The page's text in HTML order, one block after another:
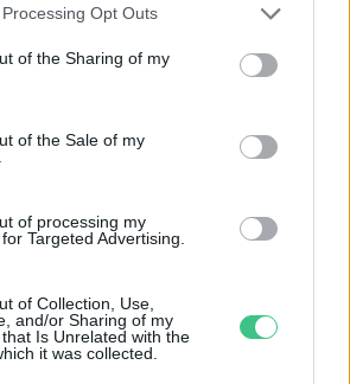
Opt Outs
of the Sharing of my
of the Sale of my
of processing my
Targeted Advertising.
of Collection, Use,
and/or Sharing of my
Is Unrelated with the
it was collected.
magad őszibarack: itt vannak